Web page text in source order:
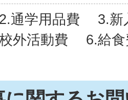
通学用品費 3.新
外活動費 6.給食